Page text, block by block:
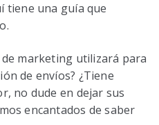
tiene una guía que
marketing utilizará para
de envíos? ¿Tiene
no dude en dejar sus
encantados de saber